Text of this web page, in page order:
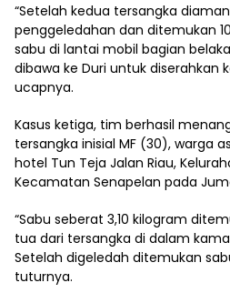
“Setelah kedua tersangka
penggeledahan dan ditemukan
sabu di lantai mobil bagian
dibawa ke Duri untuk diserahkan
ucapnya.
Kasus ketiga, tim berhasil
tersangka inisial MF (30), warga
hotel Tun Teja Jalan Riau,
Kecamatan Senapelan pada
“Sabu seberat 3,10 kilogram
tua dari tersangka di dalam
Setelah digeledah ditemukan
tuturnya.